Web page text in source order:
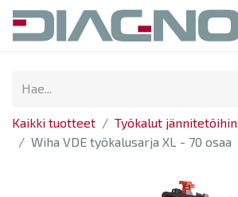
Kaikki tuotteet
Työkalut jännitetöihin
Wiha VDE työkalusarja XL - 70 osaa